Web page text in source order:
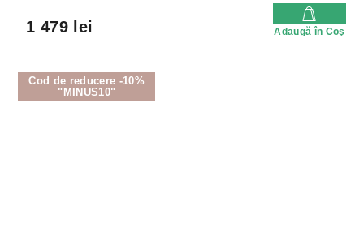
1 479 lei Adaugă în Coş
Cod de reducere -10%
"MINUS10"